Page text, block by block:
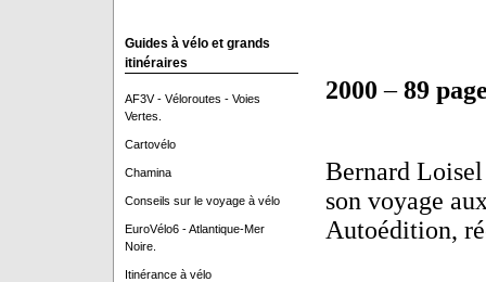
Guides à vélo et grands
itinéraires
AF3V - Véloroutes - Voies
Vertes.
Cartovélo
Chamina
Conseils sur le voyage à vélo
EuroVélo6 - Atlantique-Mer
Noire.
Itinérance à vélo
2000 –89
Bernard
son voyage
Autoédition,